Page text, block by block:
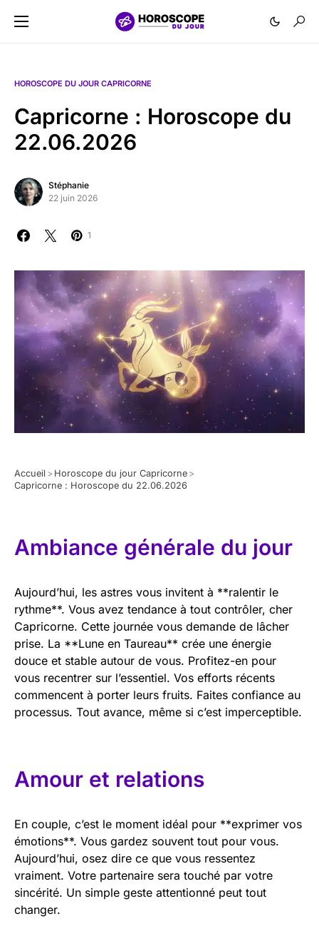
HOROSCOPE DU JOUR CAPRICORNE
Capricorne : Horoscope du
22.06.2026
Stéphanie
22 juin 2026
1
Accueil > Horoscope du jour Capricorne >
Capricorne : Horoscope du 22.06.2026
Ambiance générale du jour
Aujourd’hui, les astres vous invitent à **ralentir le
rythme**. Vous avez tendance à tout contrôler, cher
Capricorne. Cette journée vous demande de lâcher
prise. La **Lune en Taureau** crée une énergie
douce et stable autour de vous. Profitez-en pour
vous recentrer sur l’essentiel. Vos efforts récents
commencent à porter leurs fruits. Faites confiance au
processus. Tout avance, même si c’est imperceptible.
Amour et relations
En couple, c’est le moment idéal pour **exprimer vos
émotions**. Vous gardez souvent tout pour vous.
Aujourd’hui, osez dire ce que vous ressentez
vraiment. Votre partenaire sera touché par votre
sincérité. Un simple geste attentionné peut tout
changer.